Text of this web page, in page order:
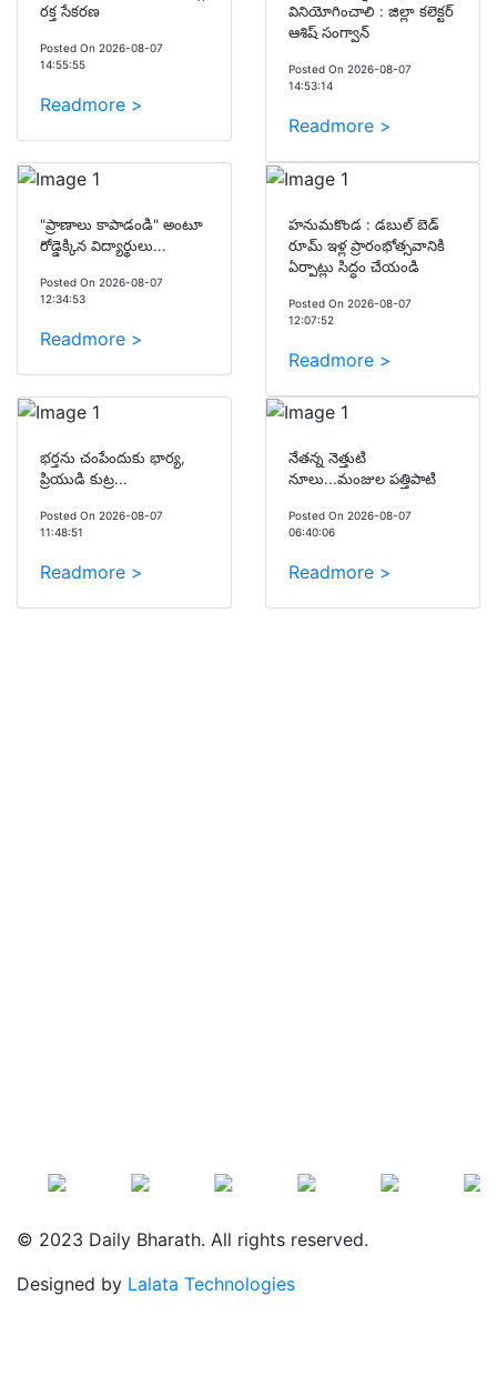
రక్త సేకరణ
Posted On 2026-08-07
14:55:55
Readmore >
వినియోగించాలి : జిల్లా కలెక్టర్
ఆశిష్ సంగ్వాన్
Posted On 2026-08-07
14:53:14
Readmore >
"ప్రాణాలు కాపాడండి" అంటూ
రోడ్డెక్కిన విద్యార్థులు...
Posted On 2026-08-07
12:34:53
Readmore >
హనుమకొండ : డబుల్ బెడ్
రూమ్ ఇళ్ల ప్రారంభోత్సవానికి
ఏర్పాట్లు సిద్ధం చేయండి
Posted On 2026-08-07
12:07:52
Readmore >
భర్తను చంపేందుకు భార్య,
ప్రియుడి కుట్ర...
Posted On 2026-08-07
11:48:51
Readmore >
నేతన్న నెత్తుటి
నూలు...మంజుల పత్తిపాటి
Posted On 2026-08-07
06:40:06
Readmore >
© 2023 Daily Bharath. All rights reserved.
Designed by Lalata Technologies